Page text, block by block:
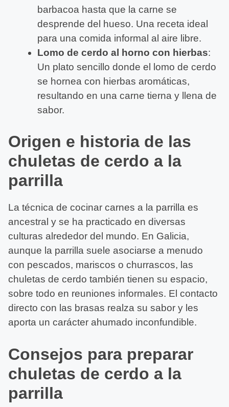
barbacoa hasta que la carne se
desprende del hueso. Una receta ideal
para una comida informal al aire libre.
Lomo de cerdo al horno con hierbas:
Un plato sencillo donde el lomo de cerdo
se hornea con hierbas aromáticas,
resultando en una carne tierna y llena de
sabor.
Origen e historia de las
chuletas de cerdo a la
parrilla
La técnica de cocinar carnes a la parrilla es
ancestral y se ha practicado en diversas
culturas alrededor del mundo. En Galicia,
aunque la parrilla suele asociarse a menudo
con pescados, mariscos o churrascos, las
chuletas de cerdo también tienen su espacio,
sobre todo en reuniones informales. El contacto
directo con las brasas realza su sabor y les
aporta un carácter ahumado inconfundible.
Consejos para preparar
chuletas de cerdo a la
parrilla